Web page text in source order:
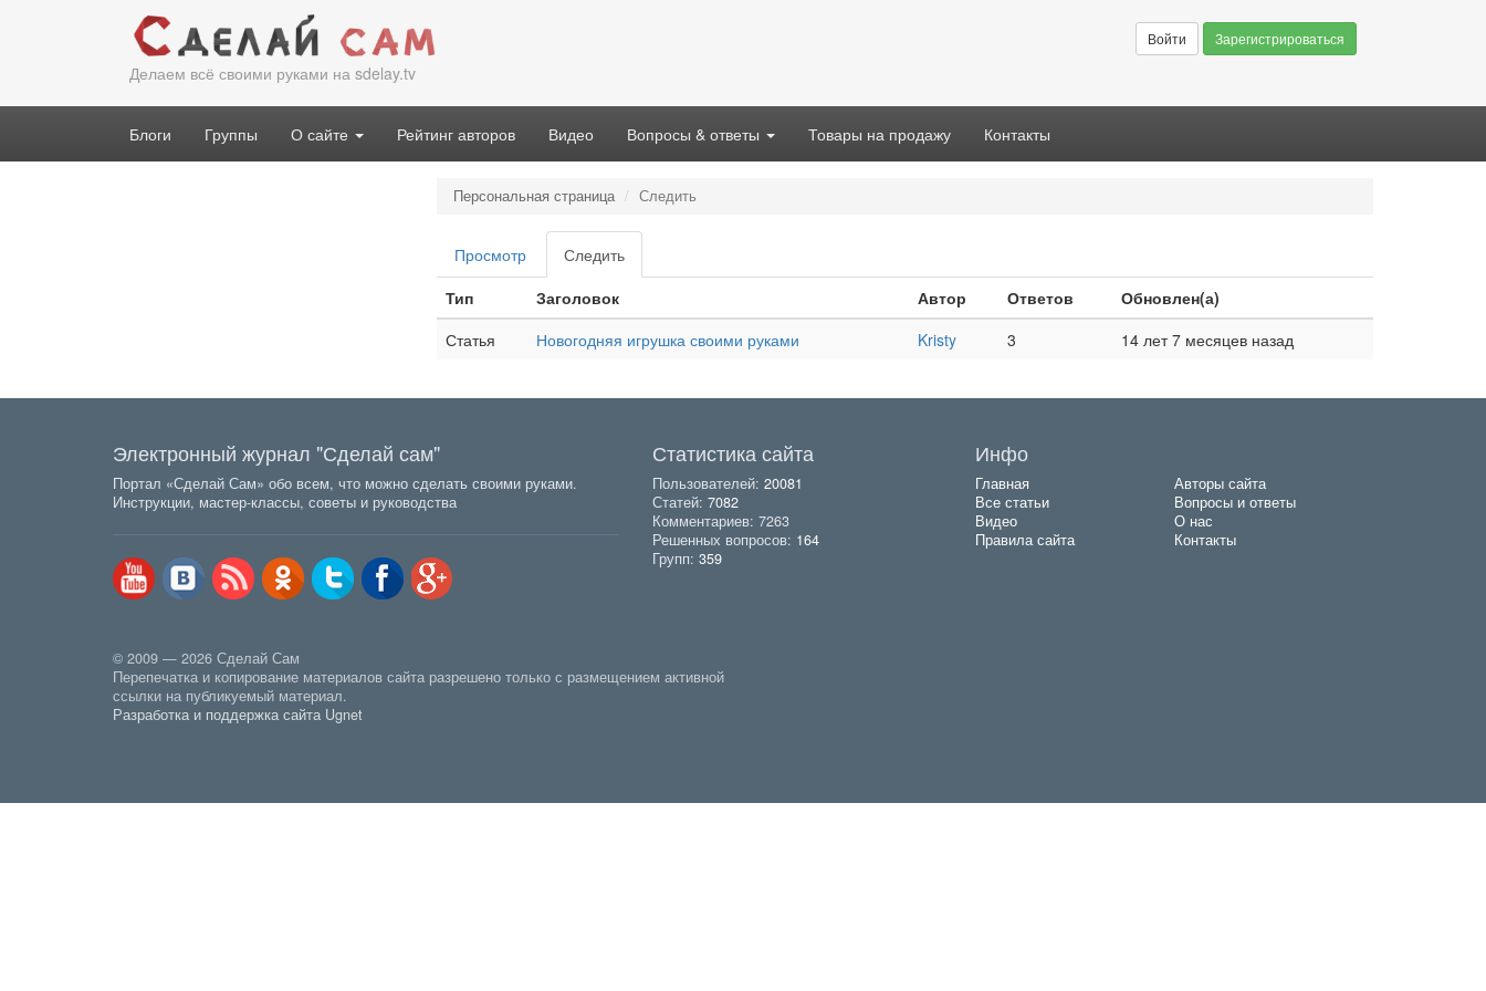
Делаем всё своими руками на sdelay.tv
Войти Зарегистрироваться
Блоги Группы О сайте Рейтинг авторов Видео Вопросы & ответы Товары на продажу Контакты
Персональная страница Следить
Главные
вкладки
Просмотр Следить(активная
вкладка)
Тип
Заголовок Автор Ответов
Обновлен(а)
Статья
Новогодняя игрушка своими руками Kristy 3 14 лет 7 месяцев назад
Электронный журнал "Сделай сам"
Портал «Сделай Сам» обо всем, что можно сделать своими руками.
Инструкции, мастер-классы, советы и руководства
Статистика сайта
Пользователей: 20081
Статей: 7082
Комментариев: 7263
Решенных вопросов: 164
Групп: 359
Инфо
Главная
Авторы сайта
Все статьи
Вопросы и ответы
Видео
О нас
Правила сайта
Контакты
© 2009 — 2026 Сделай Сам
Перепечатка и копирование материалов сайта разрешено только с размещением активной
ссылки на публикуемый материал.
Разработка и поддержка сайта Ugnet